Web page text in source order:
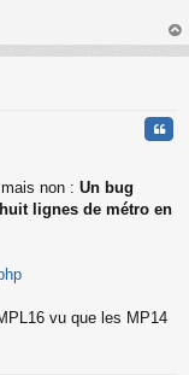
au
non : Un bug
lignes de métro en
vu que les MP14